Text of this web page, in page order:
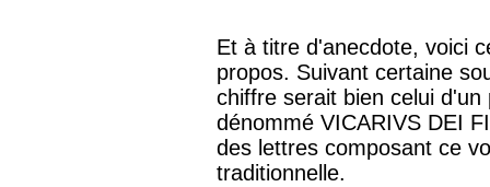
Et à titre d'anecdote, voici
propos. Suivant certaine
chiffre serait bien celui
dénommé VICARIVS DEI
des lettres composant ce
traditionnelle.